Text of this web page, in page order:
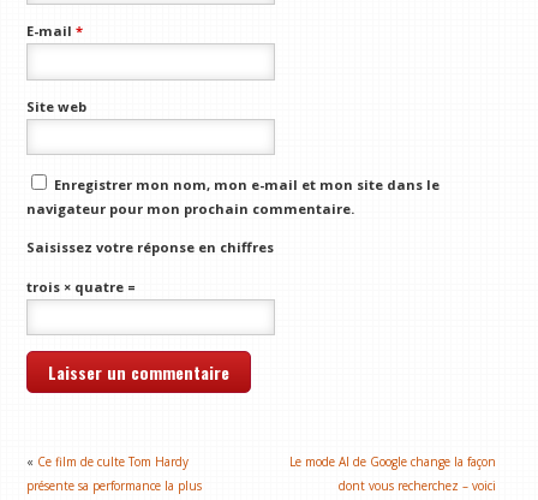
E-mail*
Site web
Enregistrer mon nom, mon e-mail et mon site dans le
navigateur pour mon prochain commentaire.
Saisissez votre réponse en chiffres
trois × quatre =
« Ce film de culte Tom Hardy
présente sa performance la plus
Le mode AI de Google change la façon
dont vous recherchez – voici